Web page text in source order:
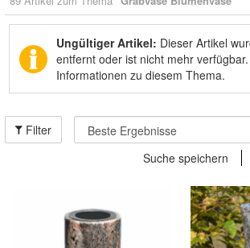
Ungültiger Artikel: Dieser Artikel
entfernt oder ist nicht mehr verfügbar.
Informationen zu diesem Thema.
Filter
Suche speichern